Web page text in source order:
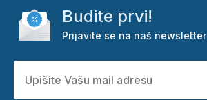
Budite prvi!
Prijavite se na naš newsletter